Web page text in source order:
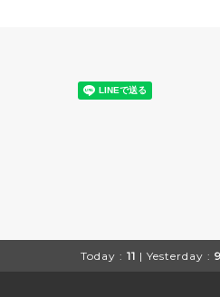
Today : 11 | Yesterday :